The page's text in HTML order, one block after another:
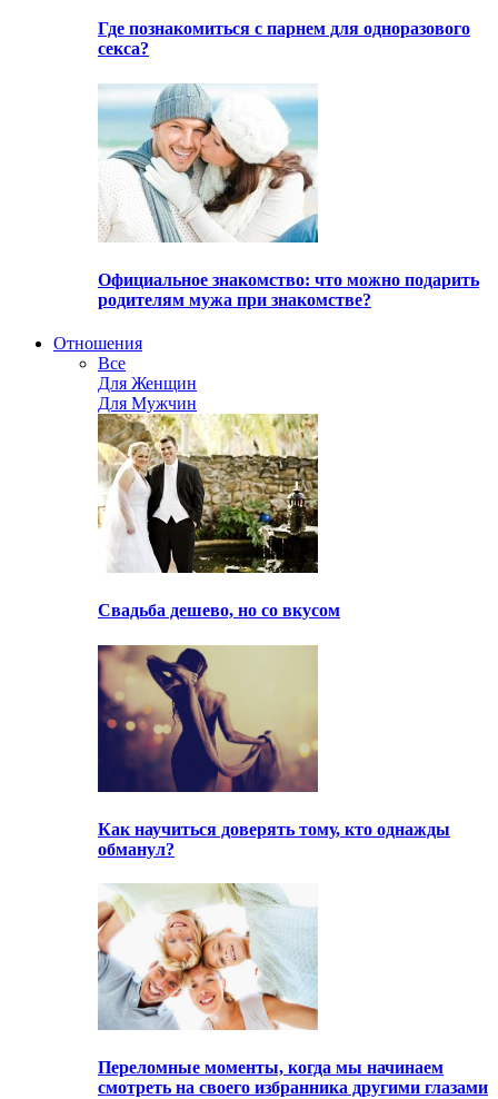
Где познакомиться с парнем для одноразового
секса?
Официальное знакомство: что можно подарить
родителям мужа при знакомстве?
Отношения
Все
Для Женщин
Для Мужчин
Свадьба дешево, но со вкусом
Как научиться доверять тому, кто однажды
обманул?
Переломные моменты, когда мы начинаем
смотреть на своего избранника другими глазами